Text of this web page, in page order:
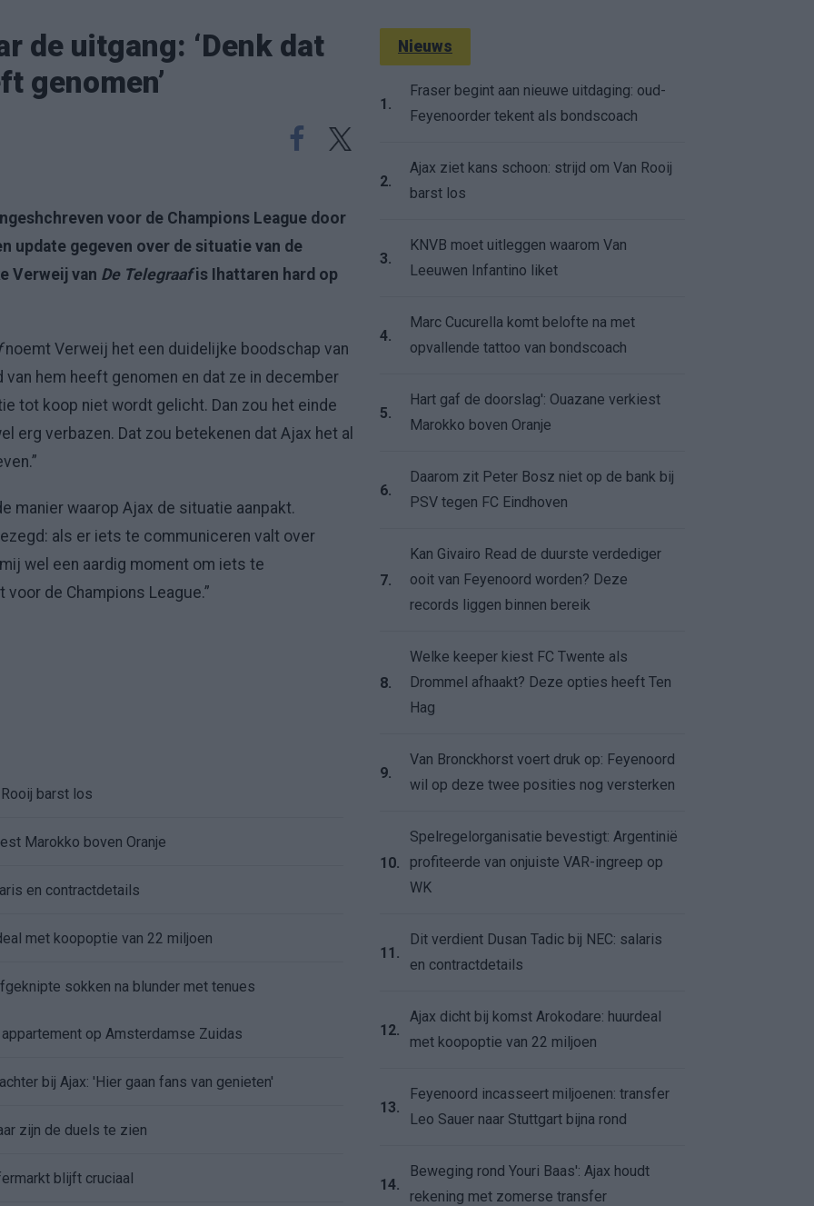
de uitgang: ‘Denk dat
genomen’
voor de Champions League door
update gegeven over de situatie van de
Verweij van De Telegraafis Ihattaren hard op
noemt Verweij het een duidelijke boodschap van
hem heeft genomen en dat ze in december
tot koop niet wordt gelicht. Dan zou het einde
erg verbazen. Dat zou betekenen dat Ajax het al
manier waarop Ajax de situatie aanpakt.
als er iets te communiceren valt over
wel een aardig moment om iets te
de Champions League.”
barst los
Marokko boven Oranje
en contractdetails
met koopoptie van 22 miljoen
sokken na blunder met tenues
op Amsterdamse Zuidas
bij Ajax: 'Hier gaan fans van genieten'
zijn de duels te zien
blijft cruciaal
Nieuws
1.
Fraser begint aan nieuwe uitdaging: oud-
Feyenoorder tekent als bondscoach
2.
Ajax ziet kans schoon: strijd om Van Rooij
barst los
3.
KNVB moet uitleggen waarom Van
Leeuwen Infantino liket
4.
Marc Cucurella komt belofte na met
opvallende tattoo van bondscoach
5.
Hart gaf de doorslag': Ouazane verkiest
Marokko boven Oranje
6.
Daarom zit Peter Bosz niet op de bank bij
PSV tegen FC Eindhoven
7.
Kan Givairo Read de duurste verdediger
ooit van Feyenoord worden? Deze
records liggen binnen bereik
8.
Welke keeper kiest FC Twente als
Drommel afhaakt? Deze opties heeft Ten
Hag
9.
Van Bronckhorst voert druk op: Feyenoord
wil op deze twee posities nog versterken
10.
Spelregelorganisatie bevestigt: Argentinië
profiteerde van onjuiste VAR-ingreep op
WK
11.
Dit verdient Dusan Tadic bij NEC: salaris
en contractdetails
12.
Ajax dicht bij komst Arokodare: huurdeal
met koopoptie van 22 miljoen
13.
Feyenoord incasseert miljoenen: transfer
Leo Sauer naar Stuttgart bijna rond
14.
Beweging rond Youri Baas': Ajax houdt
rekening met zomerse transfer